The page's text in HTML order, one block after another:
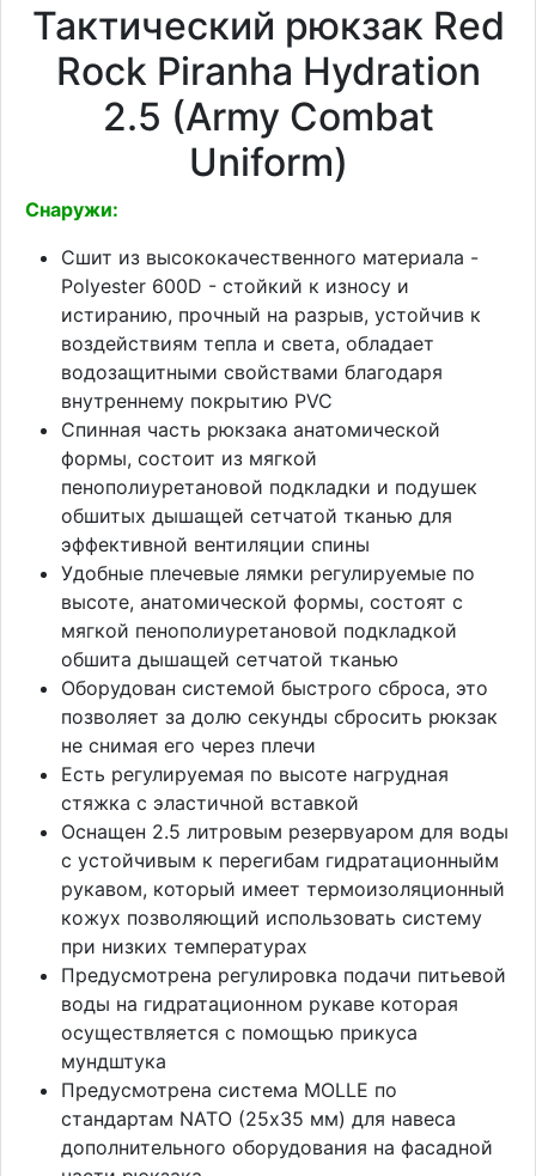
Тактический рюкзак Red
Rock Piranha Hydration
2.5 (Army Combat
Uniform)
Снаружи:
Сшит из высококачественного материала -
Polyester 600D - стойкий к износу и
истиранию, прочный на разрыв, устойчив к
воздействиям тепла и света, обладает
водозащитными свойствами благодаря
внутреннему покрытию PVC
Спинная часть рюкзака анатомической
формы, состоит из мягкой
пенополиуретановой подкладки и подушек
обшитых дышащей сетчатой тканью для
эффективной вентиляции спины
Удобные плечевые лямки регулируемые по
высоте, анатомической формы, состоят с
мягкой пенополиуретановой подкладкой
обшита дышащей сетчатой тканью
Оборудован системой быстрого сброса, это
позволяет за долю секунды сбросить рюкзак
не снимая его через плечи
Есть регулируемая по высоте нагрудная
стяжка с эластичной вставкой
Оснащен 2.5 литровым резервуаром для воды
с устойчивым к перегибам гидратационныйм
рукавом, который имеет термоизоляционный
кожух позволяющий использовать систему
при низких температурах
Предусмотрена регулировка подачи питьевой
воды на гидратационном рукаве которая
осуществляется с помощью прикуса
мундштука
Предусмотрена система MOLLE по
стандартам NATO (25х35 мм) для навеса
дополнительного оборудования на фасадной